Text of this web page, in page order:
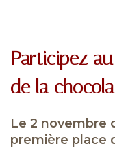
Participez
de la
Le 2 novembre
première place